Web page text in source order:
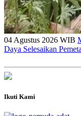
04 Agustus 2026 WIB
Daya Selesaikan
Ikuti Kami